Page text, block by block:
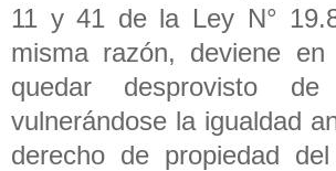
11 y 41 de la Ley N°
misma razón, deviene en
quedar desprovisto de
vulnerándose la igualdad
derecho de propiedad